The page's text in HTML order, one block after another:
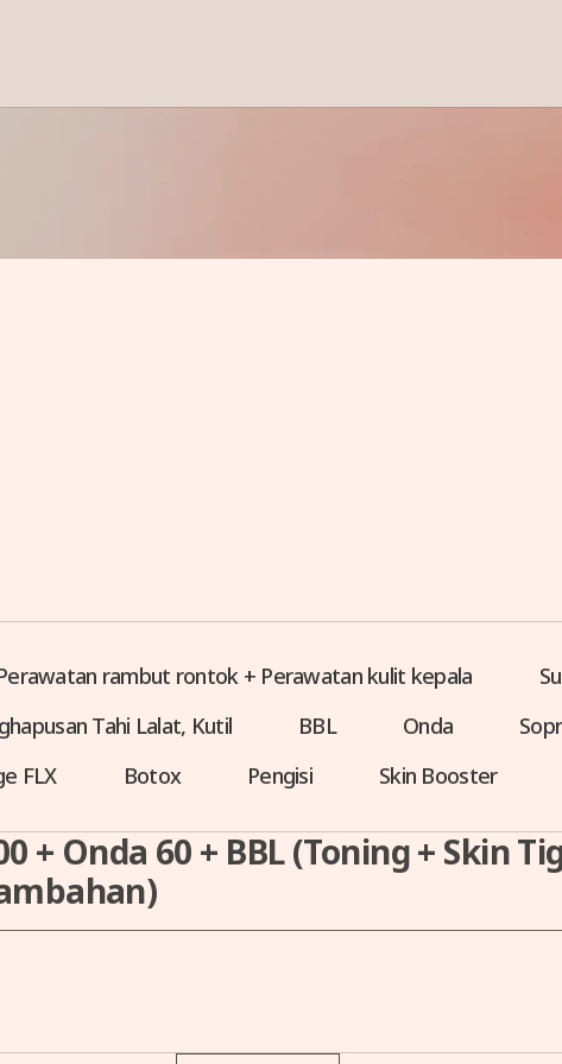
rambut rontok + Perawatan kulit kepala
Tahi Lalat, Kutil BBL Onda
FLX Botox Pengisi Skin Booster
+ Onda 60 + BBL (Toning + Skin